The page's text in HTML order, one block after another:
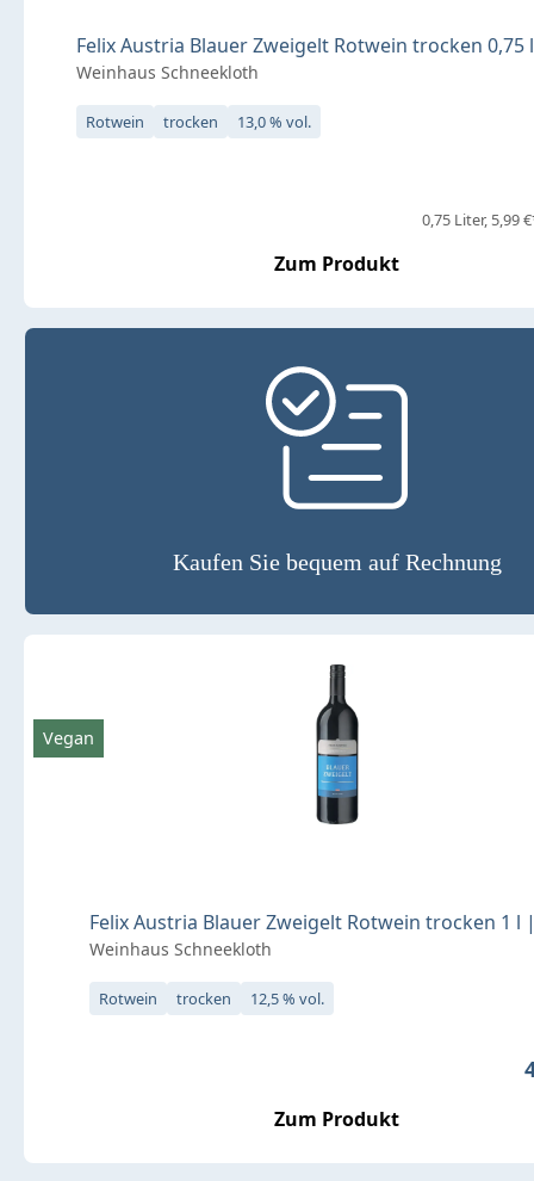
Felix Austria Blauer Zweigelt Rotwein trocken 0,75
Weinhaus Schneekloth
Rotwein trocken 13,0 % vol.
0,75 Liter 5,99
Zum Produkt
Kaufen Sie bequem auf Rechnung
Felix Austria Blauer Zweigelt Rotwein trocken 1 l
Weinhaus Schneekloth
Rotwein trocken 12,5 % vol.
Zum Produkt
Vegan